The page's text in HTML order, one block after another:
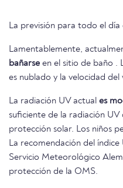
La previsión para todo el día
Lamentablemente,
bañarse en el sitio de baño .
es nublado y la velocidad
La radiación UV actual es
suficiente de la radiación UV
protección solar. Los niños
La recomendación del
Servicio Meteorológico
protección de la OMS.